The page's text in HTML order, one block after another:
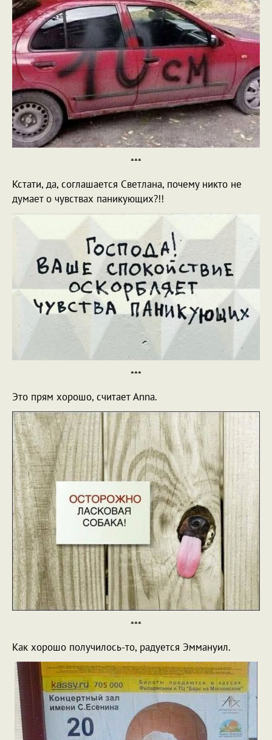
***
Кстати, да, соглашается Светлана, почему никто не
думает о чувствах паникующих?!!
***
Это прям хорошо, считает Anna.
***
Как хорошо получилось-то, радуется Эммануил.